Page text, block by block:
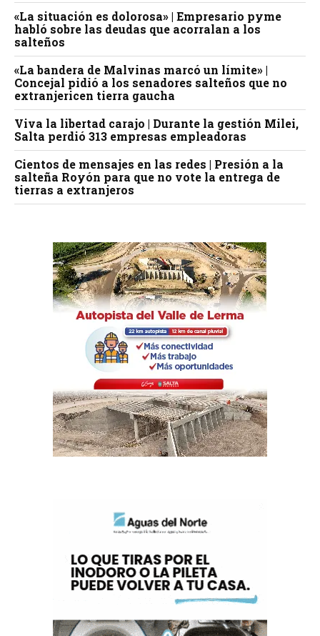
«La situación es dolorosa» | Empresario pyme
habló sobre las deudas que acorralan a los
salteños
«La bandera de Malvinas marcó un límite» |
Concejal pidió a los senadores salteños que no
extranjericen tierra gaucha
Viva la libertad carajo | Durante la gestión Milei,
Salta perdió 313 empresas empleadoras
Cientos de mensajes en las redes | Presión a la
salteña Royón para que no vote la entrega de
tierras a extranjeros